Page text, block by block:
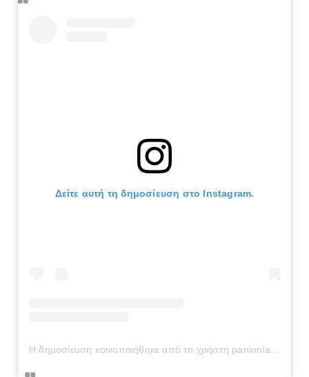
Δείτε αυτή τη δημοσίευση στο Instagram.
Η δημοσίευση κοινοποιήθηκε από το χρήστη panionianea.gr (@panionianea.gr)